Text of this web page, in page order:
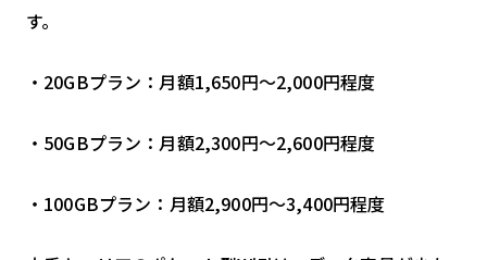
す。
・20GBプラン：月額1,650円〜2,000円程度
・50GBプラン：月額2,300円〜2,600円程度
・100GBプラン：月額2,900円〜3,400円程度